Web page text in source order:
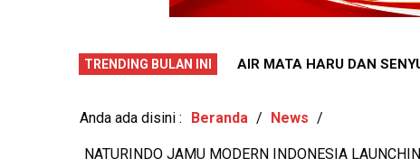
TRENDING BULAN INI
PENTINGNYA KEPEDULIAN
AIR MATA HARU DAN
Anda ada disini : Beranda / News /
NATURINDO JAMU MODERN INDONESIA